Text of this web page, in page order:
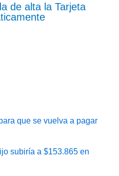
de alta la Tarjeta
que se vuelva a pagar
subiría a $153.865 en